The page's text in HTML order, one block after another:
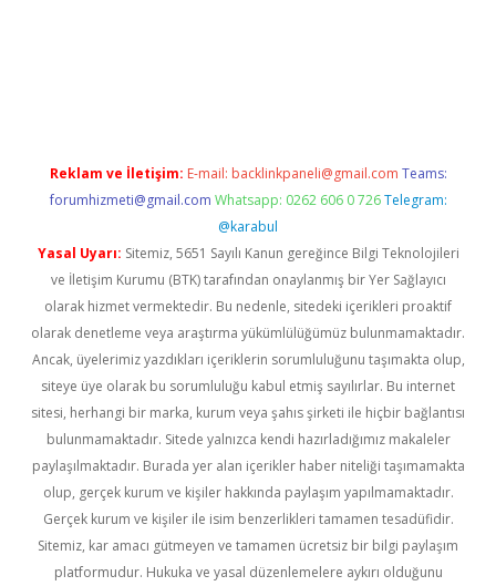
Reklam ve İletişim: E-mail: backlinkpaneli@gmail.com Teams:
forumhizmeti@gmail.com Whatsapp: 0262 606 0 726 Telegram:
@karabul
Yasal Uyarı: Sitemiz, 5651 Sayılı Kanun gereğince Bilgi Teknolojileri
ve İletişim Kurumu (BTK) tarafından onaylanmış bir Yer Sağlayıcı
olarak hizmet vermektedir. Bu nedenle, sitedeki içerikleri proaktif
olarak denetleme veya araştırma yükümlülüğümüz bulunmamaktadır.
Ancak, üyelerimiz yazdıkları içeriklerin sorumluluğunu taşımakta olup,
siteye üye olarak bu sorumluluğu kabul etmiş sayılırlar. Bu internet
sitesi, herhangi bir marka, kurum veya şahıs şirketi ile hiçbir bağlantısı
bulunmamaktadır. Sitede yalnızca kendi hazırladığımız makaleler
paylaşılmaktadır. Burada yer alan içerikler haber niteliği taşımamakta
olup, gerçek kurum ve kişiler hakkında paylaşım yapılmamaktadır.
Gerçek kurum ve kişiler ile isim benzerlikleri tamamen tesadüfidir.
Sitemiz, kar amacı gütmeyen ve tamamen ücretsiz bir bilgi paylaşım
platformudur. Hukuka ve yasal düzenlemelere aykırı olduğunu